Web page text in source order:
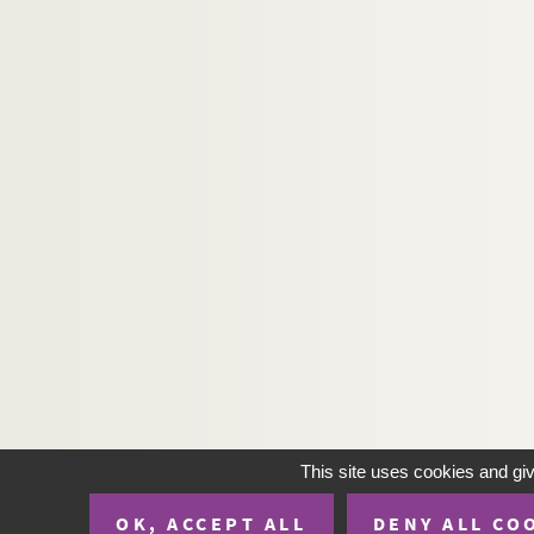
This site uses cookies and
OK, ACCEPT ALL DENY ALL